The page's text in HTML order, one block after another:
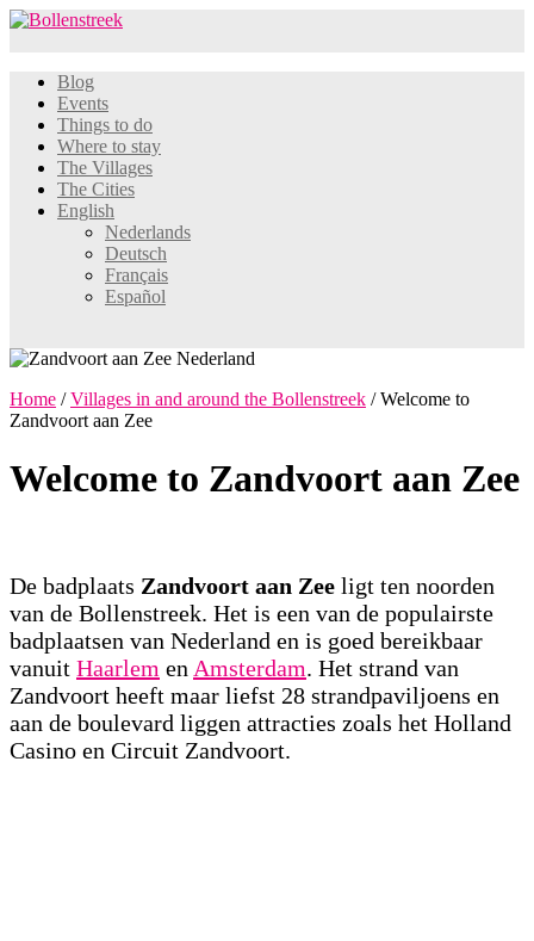
Blog
Events
Things to do
Where to stay
The Villages
The Cities
English
Nederlands
Deutsch
Français
Español
Home /Villages in and around the Bollenstreek /Welcome to
Zandvoort aan Zee
Welcome to Zandvoort aan Zee
De badplaats Zandvoort aan Zee ligt ten noorden
van de Bollenstreek. Het is een van de populairste
badplaatsen van Nederland en is goed bereikbaar
vanuit Haarlem en Amsterdam. Het strand van
Zandvoort heeft maar liefst 28 strandpaviljoens en
aan de boulevard liggen attracties zoals het Holland
Casino en Circuit Zandvoort.